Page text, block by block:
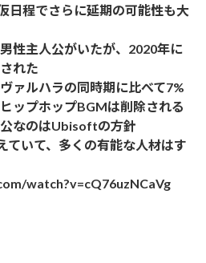
日程でさらに延期の可能性も大
性主人公がいたが、2020年に
れた
ァルハラの同時期に比べて7%
ップホップBGMは削除される
なのはUbisoftの方針
ていて、多くの有能な人材はす
watch?v=cQ76uzNCaVg